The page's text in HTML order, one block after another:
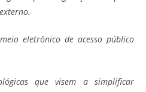
eletrônico de acesso público
que visem a simplificar